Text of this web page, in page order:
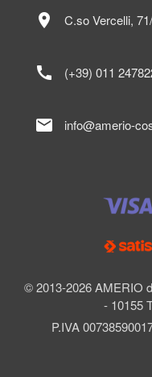
© 2013-2026 AMERIO
- 10155
P.IVA
location_on C.so Vercelli,
call (+39) 011
mail info@amerio-